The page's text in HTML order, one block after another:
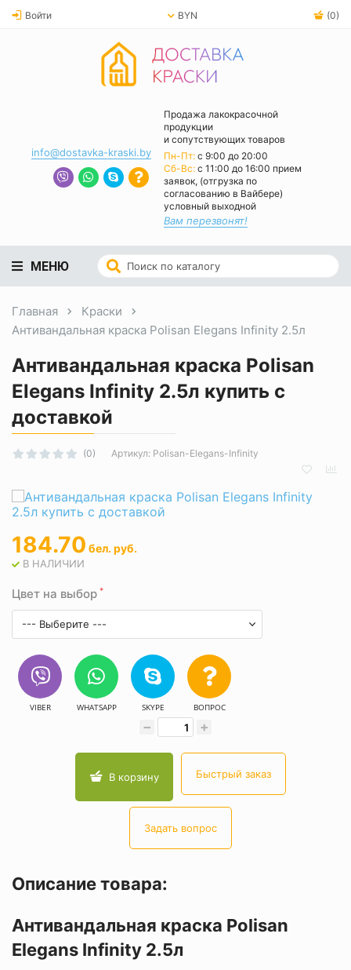
Войти BYN (0)
info@dostavka-kraski.by
Продажа лакокрасочной
продукции
и сопутствующих товаров
Пн-Пт:с 9:00 до 20:00
Cб-Вс:с 11:00 до 16:00 прием
заявок, (отгрузка по
согласованию в Вайбере)
условный выходной
Вам перезвонят!
МЕНЮ
Главная
Краски
Антивандальная краска Polisan Elegans Infinity 2.5л
Антивандальная краска Polisan
Elegans Infinity 2.5л купить с
доставкой
(0) Артикул: Polisan-Elegans-Infinity
184.70 бел. руб.
В НАЛИЧИИ
Цвет на выбор *
--- Выберите ---
VIBER WHATSAPP SKYPE ВОПРОС
− +
В корзину Быстрый заказ
Задать вопрос
Описание товара:
Антивандальная краска Polisan
Elegans Infinity 2.5л